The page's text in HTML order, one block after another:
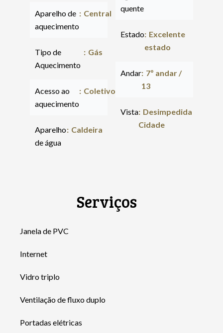
Aparelho de
aquecimento
Central
Tipo de
Aquecimento
Gás
Acesso ao
aquecimento
Coletivo
Aparelho
de água
Caldeira
quente
Estado Excelente
estado
Andar 7º andar /
13
Vista Desimpedida
Cidade
Serviços
Janela de PVC
Internet
Vidro triplo
Ventilação de fluxo duplo
Portadas elétricas